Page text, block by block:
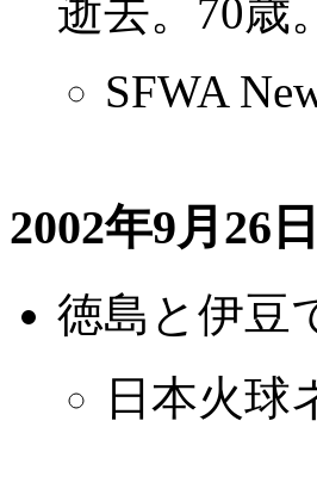
逝去。70歳。
SFWA
2002年9月26日
徳島と伊豆
日本火球